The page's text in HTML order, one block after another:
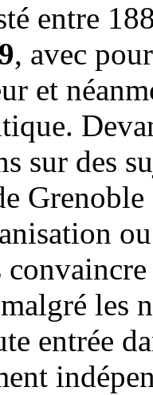
entre
, avec
et
sur des
les
entrée